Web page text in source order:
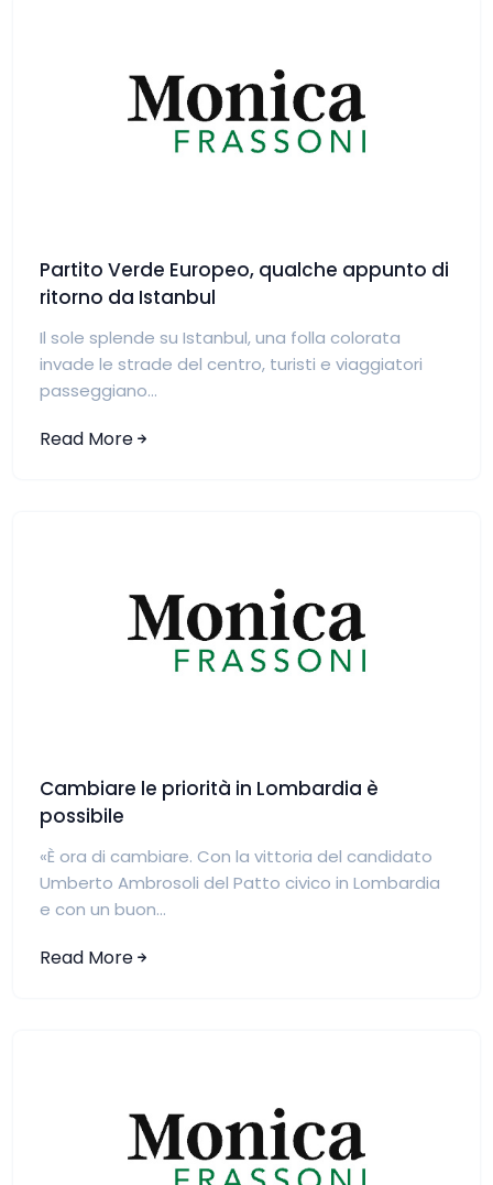
Partito Verde Europeo, qualche appunto di
ritorno da Istanbul
Il sole splende su Istanbul, una folla colorata
invade le strade del centro, turisti e viaggiatori
passeggiano...
Read More
Cambiare le priorità in Lombardia è
possibile
«È ora di cambiare. Con la vittoria del candidato
Umberto Ambrosoli del Patto civico in Lombardia
e con un buon...
Read More